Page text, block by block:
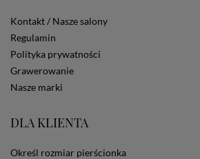
nie podasz danych, nie będziesz mógł
zawartości naszej strony
Zautomatyzowane podejmowanie
Na stronie Sklepu są wykorzystywane
Stosowane są one w celach
wygody wszystkich użytkowników (w
anonimowych danych dla celów
portale społecznościowe, np.
Kontakt / Nasze salony
Regulamin
Polityka prywatności
Grawerowanie
Nasze marki
DLA KLIENTA
Określ rozmiar pierścionka